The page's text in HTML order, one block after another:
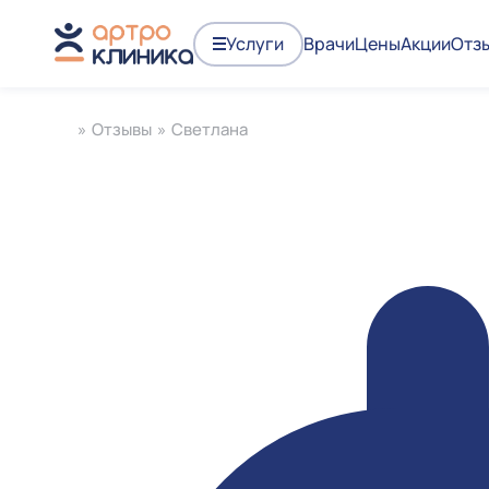
Услуги ВрачиЦеныАкции
» Отзывы » Светлана